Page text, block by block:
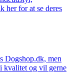
her for at se deres
Dogshop.dk, men
kvalitet og vil gerne